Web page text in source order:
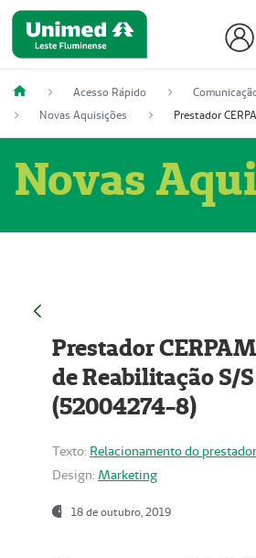
Acesso Rápido
Novas Aquisições
Novas
Prestador
de Reabilitação S/
(52004274-8)
Texto: Relacionamento do prestador
Design: Marketing
18 de outubro, 2019